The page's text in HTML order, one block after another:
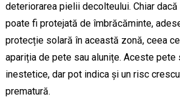
deteriorarea pielii decolteului. Chiar
poate fi protejată de îmbrăcăminte,
protecție solară în această zonă, ceea
apariția de pete sau alunițe. Aceste pete
inestetice, dar pot indica și un risc
prematură.